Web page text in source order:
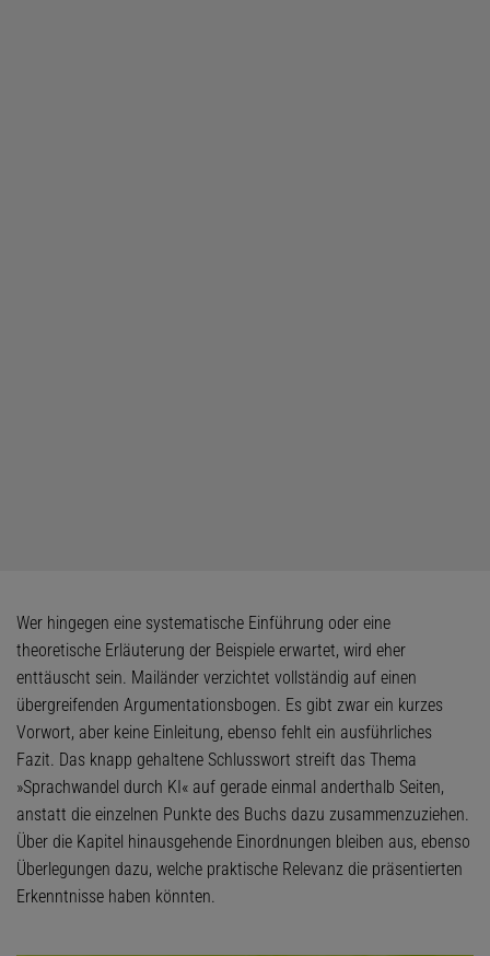
Wer hingegen eine systematische Einführung oder eine
theoretische Erläuterung der Beispiele erwartet, wird eher
enttäuscht sein. Mailänder verzichtet vollständig auf einen
übergreifenden Argumentationsbogen. Es gibt zwar ein kurzes
Vorwort, aber keine Einleitung, ebenso fehlt ein ausführliches
Fazit. Das knapp gehaltene Schlusswort streift das Thema
»Sprachwandel durch KI« auf gerade einmal anderthalb Seiten,
anstatt die einzelnen Punkte des Buchs dazu zusammenzuziehen.
Über die Kapitel hinausgehende Einordnungen bleiben aus, ebenso
Überlegungen dazu, welche praktische Relevanz die präsentierten
Erkenntnisse haben könnten.